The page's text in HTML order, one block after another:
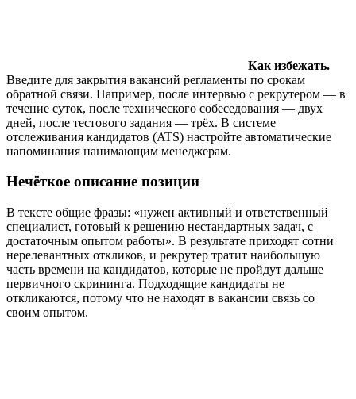
Как избежать.
Введите для закрытия вакансий регламенты по срокам
обратной связи. Например, после интервью с рекрутером — в
течение суток, после технического собеседования — двух
дней, после тестового задания — трёх. В системе
отслеживания кандидатов (ATS) настройте автоматические
напоминания нанимающим менеджерам.
Нечёткое описание позиции
В тексте общие фразы: «нужен активный и ответственный
специалист, готовый к решению нестандартных задач, с
достаточным опытом работы». В результате приходят сотни
нерелевантных откликов, и рекрутер тратит наибольшую
часть времени на кандидатов, которые не пройдут дальше
первичного скрининга. Подходящие кандидаты не
откликаются, потому что не находят в вакансии связь со
своим опытом.